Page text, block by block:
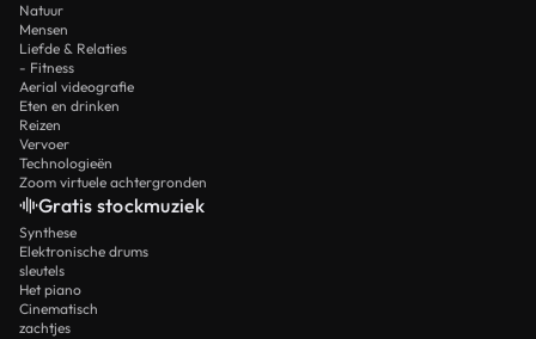
Natuur
Mensen
Liefde & Relaties
- Fitness
Aerial videografie
Eten en drinken
Reizen
Vervoer
Technologieën
Zoom virtuele achtergronden
Gratis stockmuziek
Synthese
Elektronische drums
sleutels
Het piano
Cinematisch
zachtjes